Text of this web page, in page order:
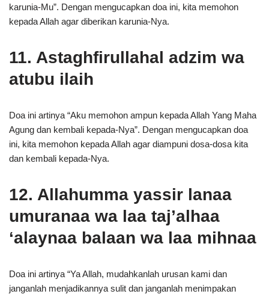
karunia-Mu”. Dengan mengucapkan doa ini, kita memohon
kepada Allah agar diberikan karunia-Nya.
11. Astaghfirullahal adzim wa
atubu ilaih
Doa ini artinya “Aku memohon ampun kepada Allah Yang Maha
Agung dan kembali kepada-Nya”. Dengan mengucapkan doa
ini, kita memohon kepada Allah agar diampuni dosa-dosa kita
dan kembali kepada-Nya.
12. Allahumma yassir lanaa
umuranaa wa laa taj’alhaa
‘alaynaa balaan wa laa mihnaa
Doa ini artinya “Ya Allah, mudahkanlah urusan kami dan
janganlah menjadikannya sulit dan janganlah menimpakan